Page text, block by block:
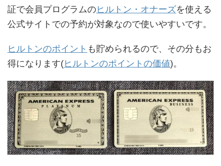
証で会員プログラムのヒルトン・オナーズを使える
公式サイトでの予約が対象なので使いやすいです。
ヒルトンのポイント も貯められるので、その分もお
得になります(ヒルトンのポイントの価値)。